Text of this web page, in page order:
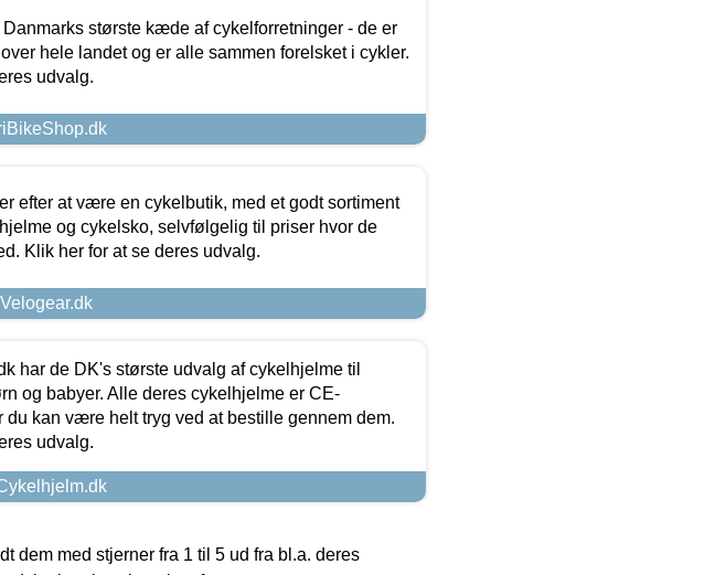
største kæde af cykelforretninger - de er
hele landet og er alle sammen forelsket i cykler.
udvalg.
efter at være en cykelbutik, med et godt sortiment
og cykelsko, selvfølgelig til priser hvor de
Klik her for at se deres udvalg.
har de DK's største udvalg af cykelhjelme til
og babyer. Alle deres cykelhjelme er CE-
du kan være helt tryg ved at bestille gennem dem.
udvalg.
dem med stjerner fra 1 til 5 ud fra bl.a. deres